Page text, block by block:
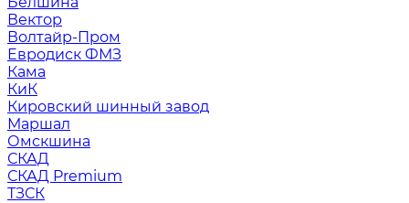
Вектор
Волтайр-Пром
Евродиск ФМЗ
Кама
КиК
Кировский шинный завод
Маршал
Омскшина
СКАД
СКАД Premium
ТЗСК